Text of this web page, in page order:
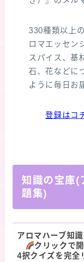
330種類以上
ロマエッセン
スパイス、基
石、花などに
ように毎日お
登録はコ
知識の宝庫(
題集)
アロマハーブ知
クリックで開
4択クイズを完全